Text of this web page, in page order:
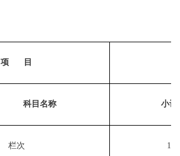
项 目
科目名称 小计
栏次 1